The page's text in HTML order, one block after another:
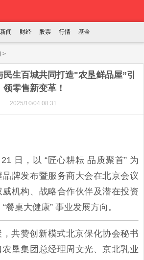
新闻 财经 股票 行情 基金
>
生百城共同打造"农垦鲜品屋”引
领零售新变革！
2025/10/04 08:31
日，以 “匠心耕耘 品质聚首” 为
牌发布暨服务商大会在北京会议
机构、战略合作伙伴及潜在投资
餐桌大健康” 事业发展方向。
共赞创新模式北京保化协会秘书
垦集团总经理周文光、京北乳业